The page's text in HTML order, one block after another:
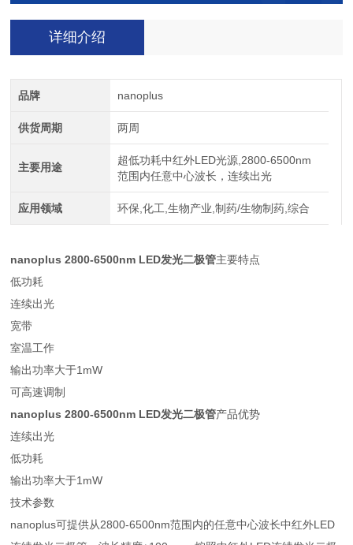
详细介绍
品牌 nanoplus
供货周期 两周
主要用途
超低功耗中红外LED光源,2800-6500nm
范围内任意中心波长，连续出光
应用领域 环保,化工,生物产业,制药/生物制药,综合
nanoplus 2800-6500nm LED发光二极管主要特点
低功耗
连续出光
宽带
室温工作
输出功率大于1mW
可高速调制
nanoplus 2800-6500nm LED发光二极管产品优势
连续出光
低功耗
输出功率大于1mW
技术参数
nanoplus可提供从2800-6500nm范围内的任意中心波长中红外LED